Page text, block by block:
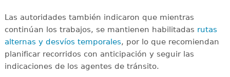
Las autoridades también indicaron que mientras
continúan los trabajos, se mantienen habilitadas rutas
alternas y desvíos temporales, por lo que recomiendan
planificar recorridos con anticipación y seguir las
indicaciones de los agentes de tránsito.